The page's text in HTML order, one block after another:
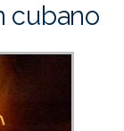
cubano